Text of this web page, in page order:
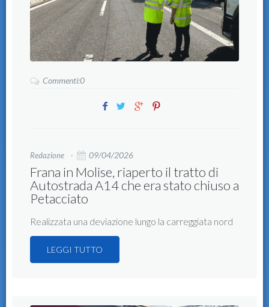
Commenti:0
Redazione 09/04/2026
Frana in Molise, riaperto il tratto di
Autostrada A14 che era stato chiuso a
Petacciato
Realizzata una deviazione lungo la carreggiata nord
LEGGI TUTTO